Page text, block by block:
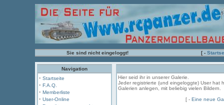
Sie sind nicht eingeloggt! [ -
Navigation
· Startseite
· F.A.Q.
· Memberliste
· User-Online
Hier seid ihr in unserer Galerie.
Jeder registrierte (und eingeloggte) User hat
Galerien anlegen, mit beliebig vielen Bildern.
[ - Eine neue